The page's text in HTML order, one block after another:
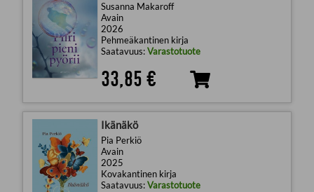
Susanna Makaroff
Avain
2026
Pehmeäkantinen kirja
Saatavuus:Varastotuote
33,85 €
Ikänäkö
Pia Perkiö
Avain
2025
Kovakantinen kirja
Saatavuus:Varastotuote